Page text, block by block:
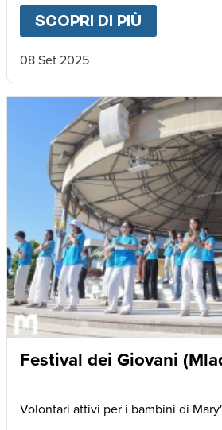
SCOPRI DI PIÙ
08 Set 2025
Festival dei Giovani
Volontari attivi per i bambini di